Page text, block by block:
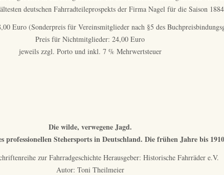
deutschen Fahrradteileprospekts der Firma Nagel für die Saison
Euro (Sonderpreis für Vereinsmitglieder nach §5 des
Preis für Nichtmitglieder: 24,00 Euro
jeweils zzgl. Porto und inkl. 7 % Mehrwertsteuer
Die wilde, verwegene Jagd.
professionellen Stehersports in Deutschland. Die frühen Jahre bis
zur Fahrradgeschichte Herausgeber: Historische Fahrräder e.V.
Autor: Toni Theilmeier